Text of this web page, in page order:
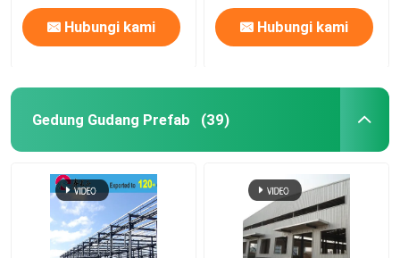
Hubungi kami Hubungi kami
Gedung Gudang Prefab (39)